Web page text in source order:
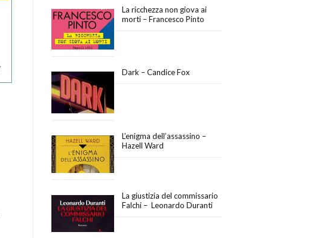
La ricchezza non giova ai
morti – Francesco Pinto
Dark – Candice Fox
L’enigma dell’assassino –
Hazell Ward
La giustizia del commissario
Falchi – Leonardo Duranti